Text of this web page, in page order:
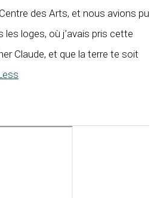
des Arts, et nous avions pu
loges, où j’avais pris cette
Claude, et que la terre te soit